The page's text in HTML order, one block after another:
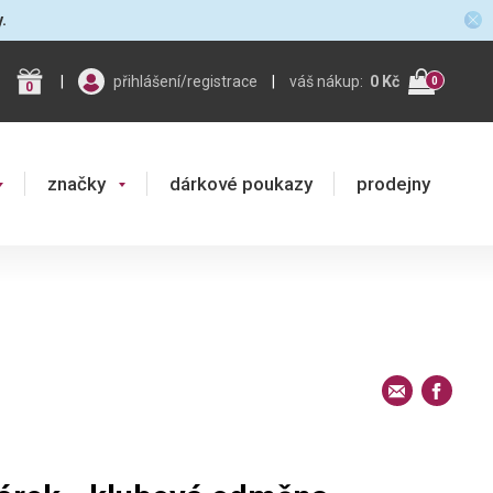
0 | přihlášení/registrace | váš nákup: 0 Kč 0
značky dárkové poukazy prodejny